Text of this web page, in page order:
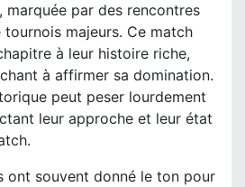
marquée par des rencontres
majeurs. Ce match
à leur histoire riche,
à affirmer sa domination.
peut peser lourdement
leur approche et leur état
ont souvent donné le ton pour